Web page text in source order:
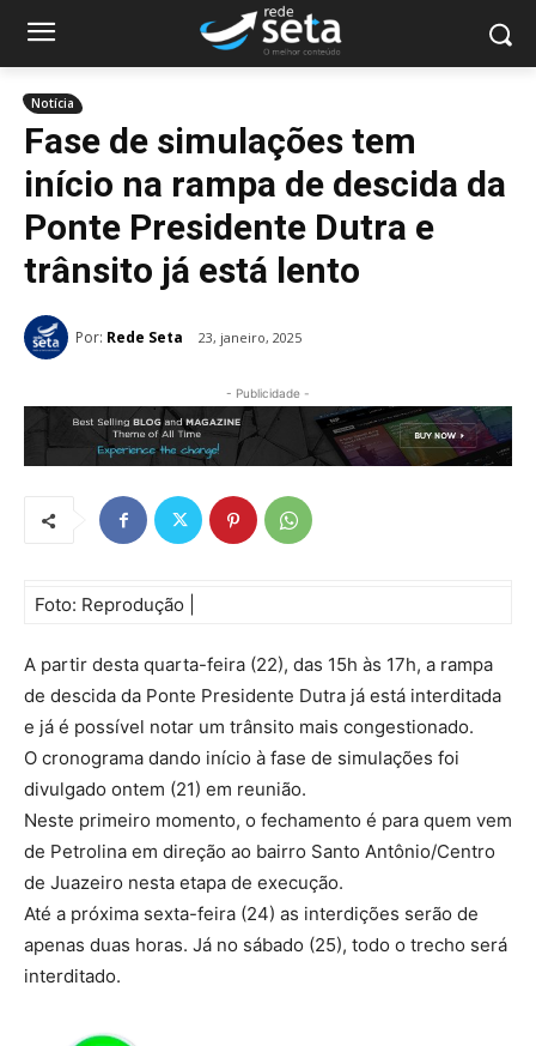
Notícia
Fase de simulações tem
início na rampa de descida da
Ponte Presidente Dutra e
trânsito já está lento
Por: Rede Seta 23, janeiro, 2025
- Publicidade -
Foto: Reprodução |
A partir desta quarta-feira (22), das 15h às 17h, a rampa
de descida da Ponte Presidente Dutra já está interditada
e já é possível notar um trânsito mais congestionado.
O cronograma dando início à fase de simulações foi
divulgado ontem (21) em reunião.
Neste primeiro momento, o fechamento é para quem vem
de Petrolina em direção ao bairro Santo Antônio/Centro
de Juazeiro nesta etapa de execução.
Até a próxima sexta-feira (24) as interdições serão de
apenas duas horas. Já no sábado (25), todo o trecho será
interditado.